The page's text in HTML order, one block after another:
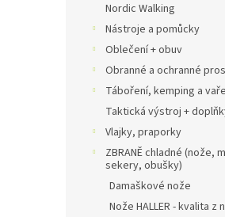
Nordic Walking
Nástroje a pomůcky
Oblečení + obuv
Obranné a ochranné
Táboření, kemping a
Taktická výstroj +
Vlajky, praporky
ZBRANĚ chladné (nože,
sekery, obušky)
Damaškové nože
Nože HALLER - kvalita z